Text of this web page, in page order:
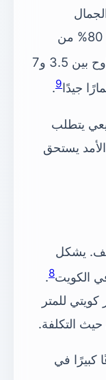
والدفء. يُفضل هذا النوع لأكثر من 80% من
. سعره يتراوح بين 3.5 و7
جيدًا9
.
يتطلب
يستحق
يشكل
8
.
بين 120 و150 دينار كويتي للمتر
حيث التكلفة.
كبيرًا في